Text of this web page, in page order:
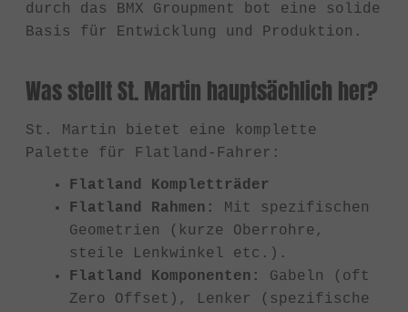
durch das BMX Groupment bot eine solide
Basis für Entwicklung und Produktion.
Was stellt St. Martin hauptsächlich her?
St. Martin bietet eine komplette
Palette für Flatland-Fahrer:
Flatland Kompletträder
Flatland Rahmen:
Mit spezifischen
Geometrien (kurze Oberrohre,
steile Lenkwinkel etc.).
Flatland Komponenten:
Gabeln (oft
Zero Offset), Lenker (spezifische